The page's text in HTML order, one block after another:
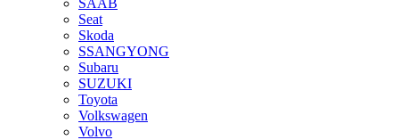
SAAB
Seat
Skoda
SSANGYONG
Subaru
SUZUKI
Toyota
Volkswagen
Volvo